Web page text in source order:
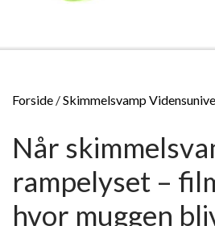
SHOP
RADONMÅLING -
GØR-DET-SELVINDEKLIMA
SKADEDYR
RADON
HVAD ER
Forside Skimmelsvamp
Når
rampelyset –
hvor muggen